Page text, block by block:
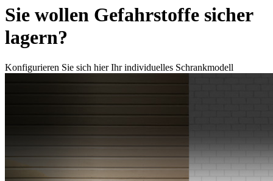
Sie wollen Gefahrstoffe sicher
lagern?
Konfigurieren Sie sich hier Ihr individuelles Schrankmodell